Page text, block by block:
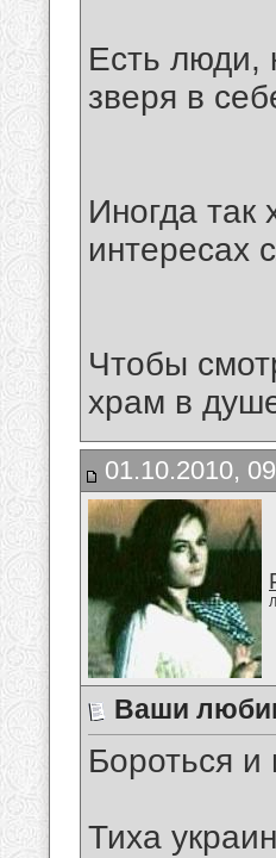
Есть люди,
зверя в
Иногда так
интересах
Чтобы
храм в
01.10.2010,
Ваши
Бороться и
Тиха